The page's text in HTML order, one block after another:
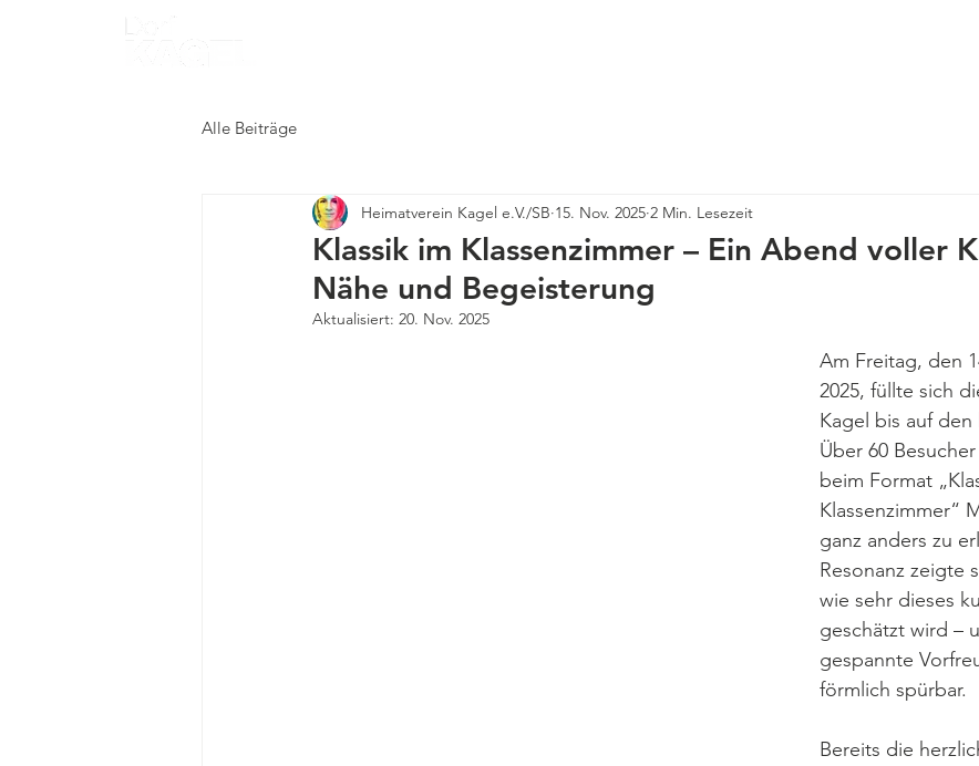
Alle Beiträge
Klassik im Klassenzimmer – Ein Abend voller
Nähe und Begeisterung
Heimatverein Kagel e.V./SB 15. Nov. 2025 2 Min. Lesezeit
Aktualisiert: 20. Nov. 2025
Am Freitag, den
2025, füllte sich
Kagel bis auf den
Über 60
beim Format
Klassenzimmer“
ganz anders zu
Resonanz zeigte
wie sehr dieses
geschätzt wird –
gespannte
förmlich spürbar.
Bereits die